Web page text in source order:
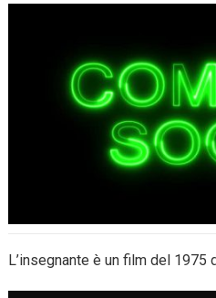
L’insegnante è un film del 1975